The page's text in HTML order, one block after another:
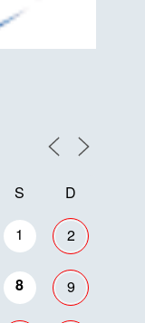
S D
1 2
8 9